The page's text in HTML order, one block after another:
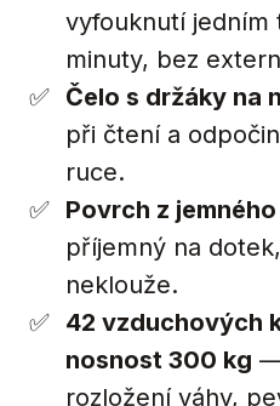
vyfouknutí jedním
minuty, bez
Čelo s držáky na
při čtení a
ruce.
Povrch z
příjemný na
neklouže.
42 vzduchových
nosnost 300 kg —
rozložení váhy,